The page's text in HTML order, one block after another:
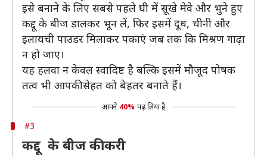
इसे बनाने के लिए सबसे पहले घी में सूखे मेवे और भुने हुए
कद्दू के बीज डालकर भून लें, फिर इसमें दूध, चीनी और
इलायची पाउडर मिलाकर पकाएं जब तक कि मिश्रण गाढ़ा
न हो जाए।
यह हलवा न केवल स्वादिष्ट है बल्कि इसमें मौजूद पोषक
तत्व भी आपकी सेहत को बेहतर बनाते हैं।
आपने 40% पढ़ लिया है
#3
कद्दू के बीज की करी